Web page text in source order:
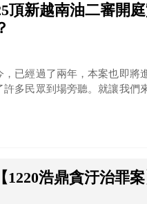
頂新越南油二審開
已經過了兩年，本案也即將
多民眾到場旁聽。就讓我們
浩鼎貪汙治罪